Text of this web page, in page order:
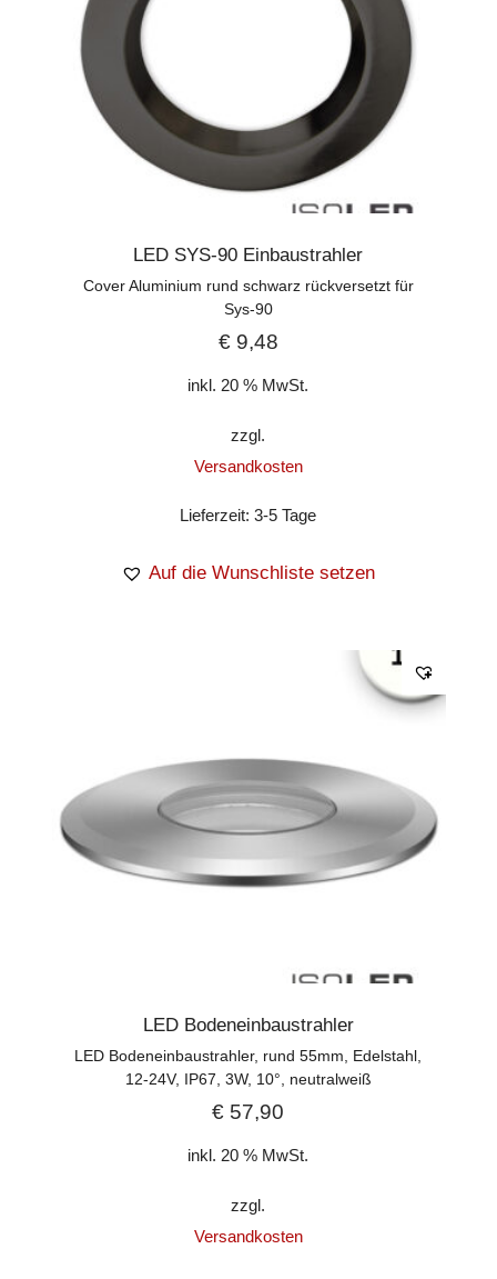
LED SYS-90 Einbaustrahler
Cover Aluminium rund schwarz rückversetzt für
Sys-90
€9,48
inkl. 20 % MwSt.
zzgl.
Versandkosten
Lieferzeit:3-5 Tage
Auf die Wunschliste setzen
LED Bodeneinbaustrahler
LED Bodeneinbaustrahler, rund 55mm, Edelstahl,
12-24V, IP67, 3W, 10°, neutralweiß
€ 57,90
inkl. 20 % MwSt.
zzgl.
Versandkosten